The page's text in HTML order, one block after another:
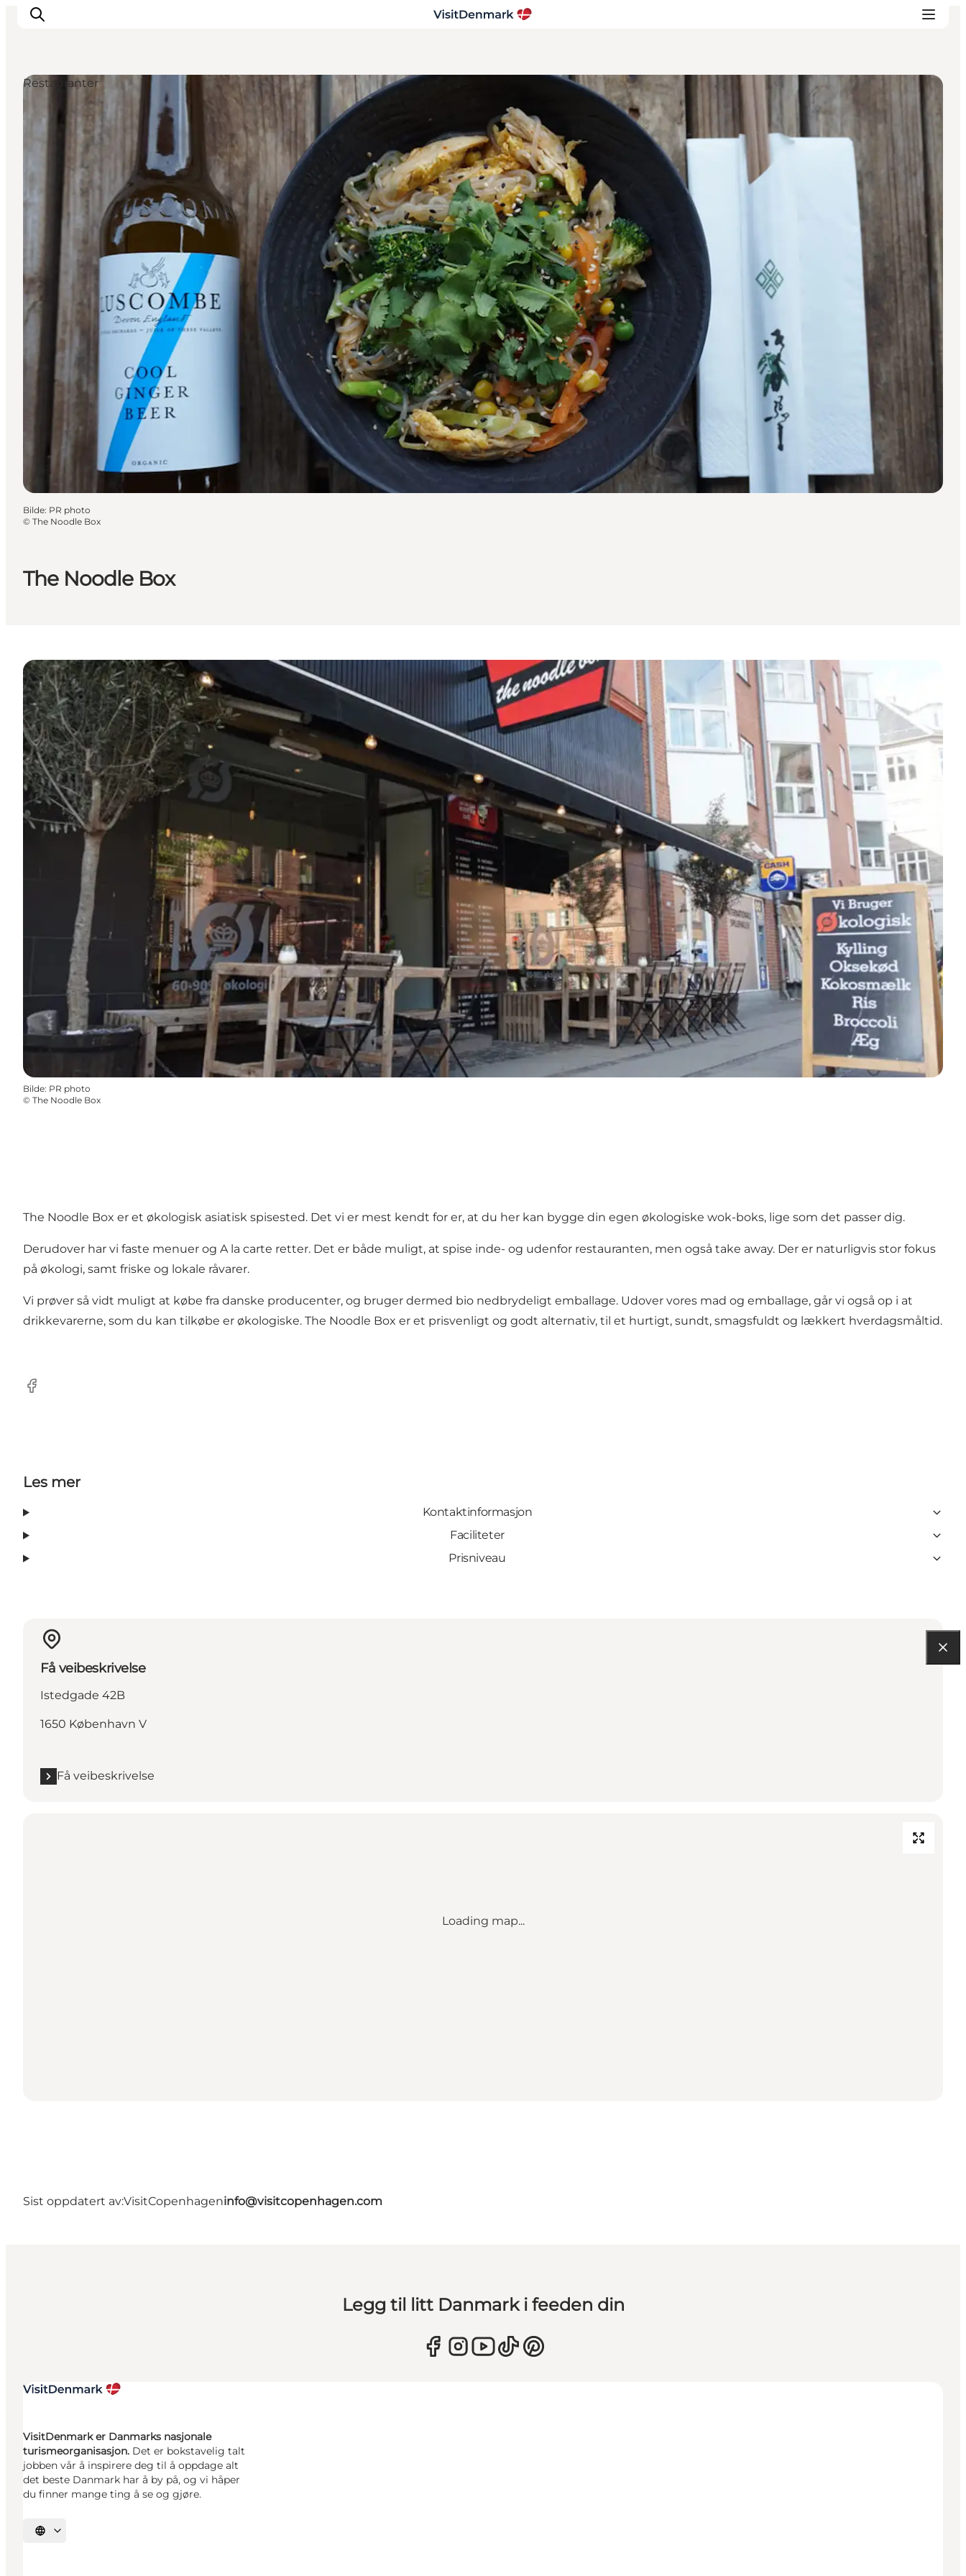
Inspirasjon
Reisemål
Aktiviteter
Overnatting
Planlegg reisen
The Noodle Box
Restauranter
Bilde: PR photo
© The Noodle Box
Bilde: PR photo
© The Noodle Box
The Noodle Box er et økologisk asiatisk spisested. Det vi er mest kendt for er, at du her kan bygge din egen økologiske wok-boks, lige som det passer dig.
Derudover har vi faste menuer og A la carte retter. Det er både muligt, at spise inde- og udenfor restauranten, men også take away. Der er naturligvis stor fokus
på økologi, samt friske og lokale råvarer.
Vi prøver så vidt muligt at købe fra danske producenter, og bruger dermed bio nedbrydeligt emballage. Udover vores mad og emballage, går vi også op i at
drikkevarerne, som du kan tilkøbe er økologiske. The Noodle Box er et prisvenligt og godt alternativ, til et hurtigt, sundt, smagsfuldt og lækkert hverdagsmåltid.
Facebook
Les mer
Kontaktinformasjon
Faciliteter
Prisniveau
Få veibeskrivelse
Istedgade 42B
1650 København V
Få veibeskrivelse
Loading map...
Sist oppdatert av:VisitCopenhageninfo@visitcopenhagen.com
Legg til litt Danmark i feeden din
VisitDenmark er Danmarks nasjonale
turismeorganisasjon. Det er bokstavelig talt
jobben vår å inspirere deg til å oppdage alt
det beste Danmark har å by på, og vi håper
du finner mange ting å se og gjøre.
Velg språk